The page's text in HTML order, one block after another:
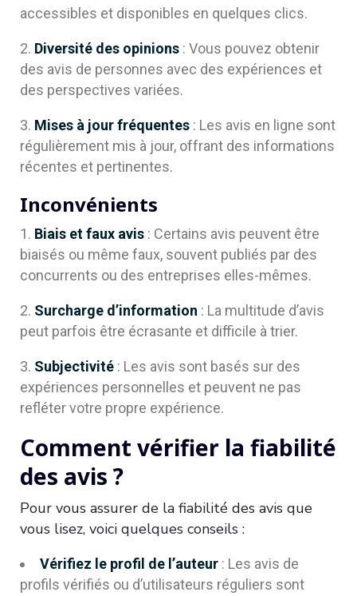
accessibles et disponibles en quelques clics.
Diversité des opinions : Vous pouvez obtenir
des avis de personnes avec des expériences et
des perspectives variées.
Mises à jour fréquentes : Les avis en ligne sont
régulièrement mis à jour, offrant des informations
récentes et pertinentes.
Inconvénients
Biais et faux avis : Certains avis peuvent être
biaisés ou même faux, souvent publiés par des
concurrents ou des entreprises elles-mêmes.
Surcharge d’information : La multitude d’avis
peut parfois être écrasante et difficile à trier.
Subjectivité : Les avis sont basés sur des
expériences personnelles et peuvent ne pas
refléter votre propre expérience.
Comment vérifier la fiabilité
des avis ?
Pour vous assurer de la fiabilité des avis que
vous lisez, voici quelques conseils :
Vérifiez le profil de l’auteur : Les avis de
profils vérifiés ou d’utilisateurs réguliers sont